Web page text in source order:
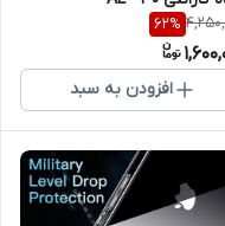
62%
افزودن به سبد